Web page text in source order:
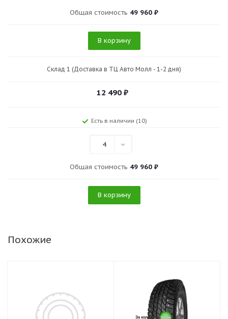
Общая стоимость 49 960 ₽
В корзину
Склад 1 (Доставка в ТЦ Авто Молл - 1-2 дня)
12 490₽
Есть в наличии (10)
4
Общая стоимость 49 960 ₽
В корзину
Похожие